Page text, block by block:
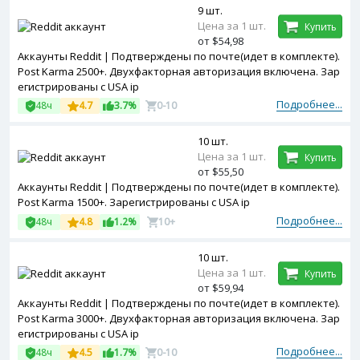
Аккаунты Reddit | Подтверждены по почте(идет в комплекте).
Post Karma 2500+. Двухфакторная авторизация включена. Зар
егистрированы с USA ip
Подробнее...
48ч 4.7 3.7% 0-10
9 шт.
Цена за 1 шт.
от $54,98
Купить
Аккаунты Reddit | Подтверждены по почте(идет в комплекте).
Post Karma 1500+. Зарегистрированы с USA ip
Подробнее...
48ч 4.8 1.2% 10+
10 шт.
Цена за 1 шт.
от $55,50
Купить
Аккаунты Reddit | Подтверждены по почте(идет в комплекте).
Post Karma 3000+. Двухфакторная авторизация включена. Зар
егистрированы с USA ip
Подробнее...
48ч 4.5 1.7% 0-10
10 шт.
Цена за 1 шт.
от $59,94
Купить